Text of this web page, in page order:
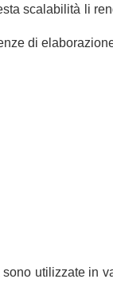
scalabilità li
di
sono utilizzate in